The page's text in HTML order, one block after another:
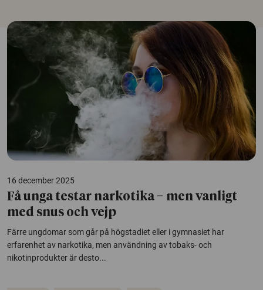
16 december 2025
Få unga testar narkotika − men vanligt
med snus och vejp
Färre ungdomar som går på högstadiet eller i gymnasiet har
erfarenhet av narkotika, men användning av tobaks- och
nikotinprodukter är desto...